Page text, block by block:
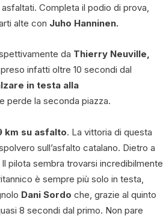
Completa il podio di prova,
alte con Juho Hanninen.
da Thierry Neuville,
infatti oltre 10 secondi dal
in testa alla
perde la seconda piazza.
km su asfalto. La vittoria di questa
sull’asfalto catalano. Dietro a
Il pilota sembra trovarsi incredibilmente
è sempre più solo in testa,
Dani Sordo che, grazie al quinto
8 secondi dal primo. Non pare